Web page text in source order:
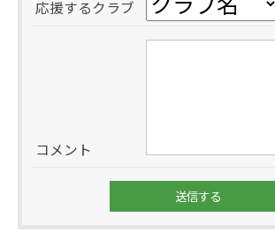
応援するクラブ
コメント